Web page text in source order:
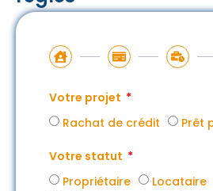
Votre projet
Rachat de crédit
Prêt
Votre statut
Propriétaire
Locataire